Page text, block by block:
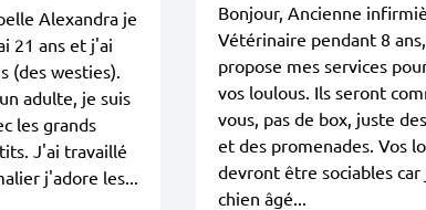
Alexandra je
21 ans et j'ai
(des westies).
adulte, je suis
les grands
J'ai travaillé
j'adore les...
Bonjour, Ancienne
Vétérinaire pendant 8
propose mes services
vos loulous. Ils seront
vous, pas de box, juste
et des promenades. Vos
devront être sociables car
chien âgé...